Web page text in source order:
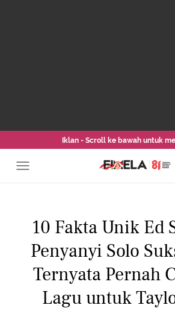
Iklan - Scroll ke bawah untuk
10 Fakta Unik Ed
Penyanyi Solo
Ternyata Pernah
Lagu untuk